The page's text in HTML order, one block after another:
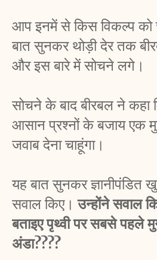
आप इनमें से किस विकल्प को
बात सुनकर थोड़ी देर तक
और इस बारे में सोचने लगे।
सोचने के बाद बीरबल ने
आसान प्रश्नों के बजाय एक
जवाब देना चाहूंगा।
यह बात सुनकर ज्ञानीपंडित
सवाल किए। उन्होंने सवाल
बताइए पृथ्वी पर सबसे पहले
अंडा????